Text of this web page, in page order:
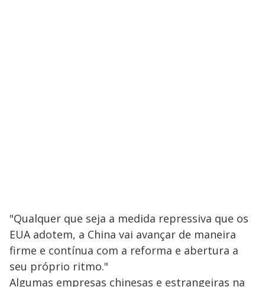
"Qualquer que seja a medida repressiva que os
EUA adotem, a China vai avançar de maneira
firme e contínua com a reforma e abertura a
seu próprio ritmo."
Algumas empresas chinesas e estrangeiras na